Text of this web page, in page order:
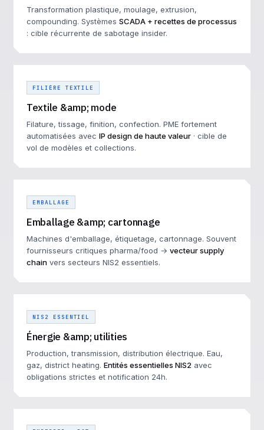
Transformation plastique, moulage, extrusion,
compounding. Systèmes SCADA + recettes de processus
: cible récurrente de sabotage insider.
FILIÈRE TEXTILE
Textile &amp; mode
Filature, tissage, finition, confection. PME fortement
automatisées avec IP design de haute valeur · cible de
vol de modèles et collections.
EMBALLAGE
Emballage &amp; cartonnage
Machines d'emballage, étiquetage, cartonnage. Souvent
fournisseurs critiques pharma/food → vecteur supply
chain vers secteurs NIS2 essentiels.
NIS2 ESSENTIEL
Énergie &amp; utilities
Production, transmission, distribution électrique. Eau,
gaz, district heating. Entités essentielles NIS2 avec
obligations strictes et notification 24h.